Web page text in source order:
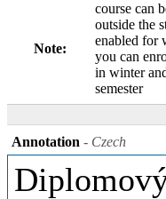
Note:
course can
outside the
enabled for
you can
in winter
semester
Annotation - Czech